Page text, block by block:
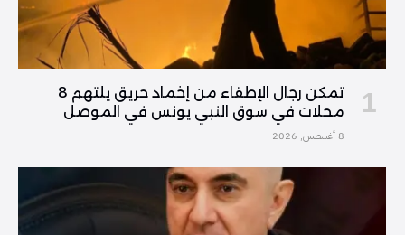
تمكن رجال الإطفاء من إخماد حريق يلتهم 8
محلات في سوق النبي يونس في الموصل
8 أغسطس, 2026